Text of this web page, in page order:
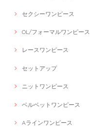
セクシーワンピース
OL/フォーマルワンピース
レースワンピース
セットアップ
ニットワンピース
ベルベットワンピース
Aラインワンピース